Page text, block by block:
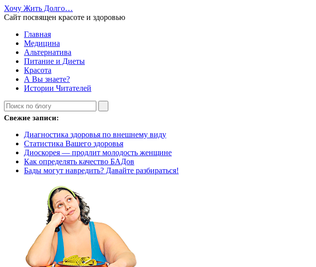
Хочу Жить Долго…
Сайт посвящен красоте и здоровью
Главная
Медицина
Альтернатива
Питание и Диеты
Красота
А Вы знаете?
Истории Читателей
Свежие записи:
Диагностика здоровья по внешнему виду
Статистика Вашего здоровья
Диоскорея — продлит молодость женщине
Как определять качество БАДов
Бады могут навредить? Давайте разбираться!